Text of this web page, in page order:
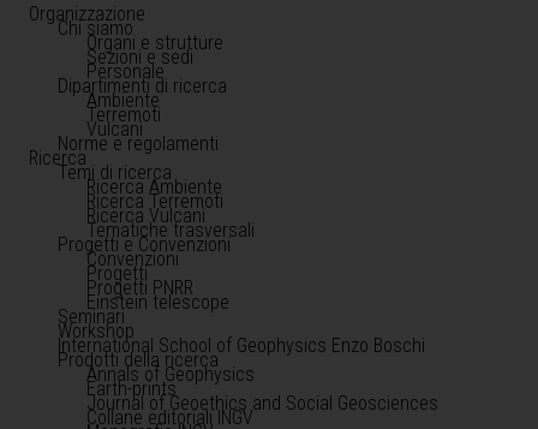
Organizzazione
Chi siamo
Organi e strutture
Sezioni e sedi
Personale
Dipartimenti di ricerca
Ambiente
Terremoti
Vulcani
Norme e regolamenti
Ricerca
Temi di ricerca
Ricerca Ambiente
Ricerca Terremoti
Ricerca Vulcani
Tematiche trasversali
Progetti e Convenzioni
Convenzioni
Progetti
Progetti PNRR
Einstein telescope
Seminari
Workshop
International School of Geophysics Enzo Boschi
Prodotti della ricerca
Annals of Geophysics
Earth-prints
Journal of Geoethics and Social Geosciences
Collane editoriali INGV